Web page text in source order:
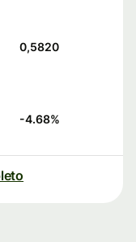
0,5820
-4.68%